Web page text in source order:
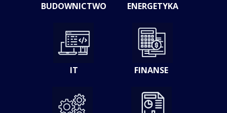
BUDOWNICTWO ENERGETYKA
IT FINANSE